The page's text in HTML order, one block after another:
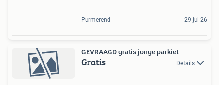
Purmerend 29 jul 26
GEVRAAGD gratis jonge parkiet
Gratis Details